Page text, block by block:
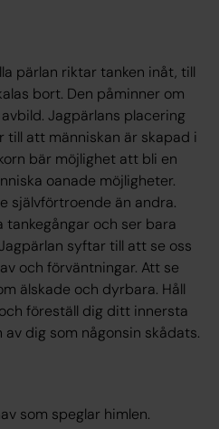
pärlan riktar tanken inåt, till
bort. Den påminner om
Jagpärlans placering
att människan är skapad i
bär möjlighet att bli en
oanade möjligheter.
självförtroende än andra.
och ser bara
syftar till att se oss
och förväntningar. Att se
älskade och dyrbara. Håll
föreställ dig ditt innersta
dig som någonsin skådats.
som speglar himlen.